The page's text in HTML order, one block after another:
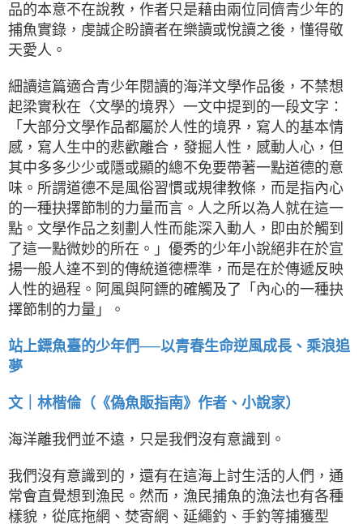
品的本意不在說教，作者只是藉由兩位同儕青少年的
捕魚實錄，虔誠企盼讀者在樂讀或悅讀之後，懂得敬
天愛人。
細讀這篇適合青少年閱讀的海洋文學作品後，不禁想
起梁實秋在〈文學的境界〉一文中提到的一段文字：
「大部分文學作品都屬於人性的境界，寫人的基本情
感，寫人生中的悲歡離合，發掘人性，感動人心，但
其中多多少少或隱或顯的總不免要帶著一點道德的意
味。所謂道德不是風俗習慣或規律教條，而是指內心
的一種抉擇節制的力量而言。人之所以為人就在這一
點。文學作品之刻劃人性而能深入動人，即由於觸到
了這一點微妙的所在。」優秀的少年小說絕非在於宣
揚一般人達不到的傳統道德標準，而是在於傳遞反映
人性的過程。阿風與阿鏢的確觸及了「內心的一種抉
擇節制的力量」。
站上鏢魚臺的少年們──以青春生命逆風成長、乘浪追
夢
文｜林楷倫（《偽魚販指南》作者、小說家）
海洋離我們並不遠，只是我們沒有意識到。
我們沒有意識到的，還有在這海上討生活的人們，通
常會直覺想到漁民。然而，漁民捕魚的漁法也有各種
樣貌，從底拖網、焚寄網、延繩釣、手釣等捕獲型